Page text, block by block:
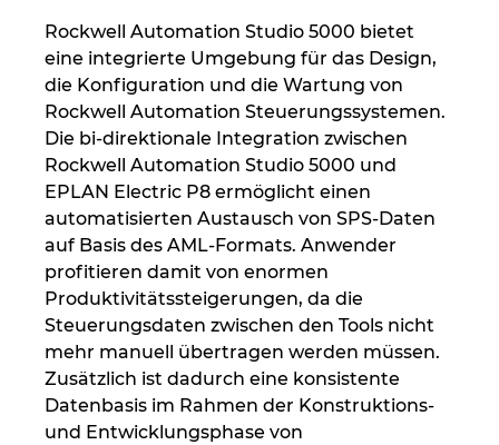
Rockwell Automation Studio 5000 bietet
eine integrierte Umgebung für das Design,
die Konfiguration und die Wartung von
Rockwell Automation Steuerungssystemen.
Die bi-direktionale Integration zwischen
Rockwell Automation Studio 5000 und
EPLAN Electric P8 ermöglicht einen
automatisierten Austausch von SPS-Daten
auf Basis des AML-Formats. Anwender
profitieren damit von enormen
Produktivitätssteigerungen, da die
Steuerungsdaten zwischen den Tools nicht
mehr manuell übertragen werden müssen.
Zusätzlich ist dadurch eine konsistente
Datenbasis im Rahmen der Konstruktions-
und Entwicklungsphase von
Kroatien
Litauen
Luxemburg
Mexiko
Neuseeland
Niederlande
Norwegen